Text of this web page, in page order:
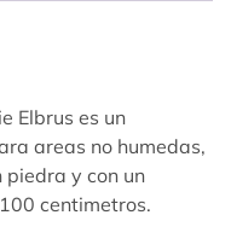
Elbrus es un
areas no humedas,
y con un
centimetros.